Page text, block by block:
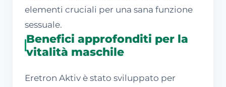
elementi cruciali per una sana funzione
sessuale.
Benefici approfonditi per la
vitalità maschile
Eretron Aktiv è stato sviluppato per